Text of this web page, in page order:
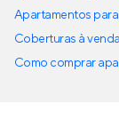
Apartamentos
Coberturas à
Como comprar